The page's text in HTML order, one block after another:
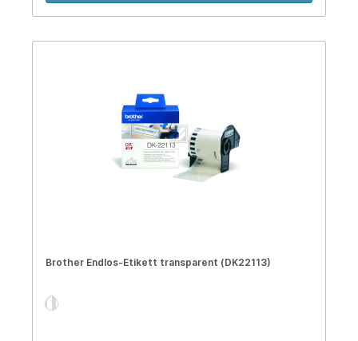
Brother Endlos-Etikett transparent (DK22113)